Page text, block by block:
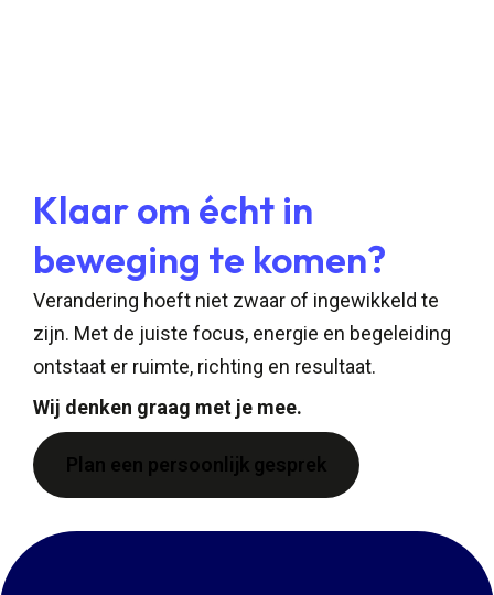
Klaar om écht in
beweging te komen?
Verandering hoeft niet zwaar of ingewikkeld te
zijn. Met de juiste focus, energie en begeleiding
ontstaat er ruimte, richting en resultaat.
Wij denken graag met je mee.
Plan een persoonlijk gesprek